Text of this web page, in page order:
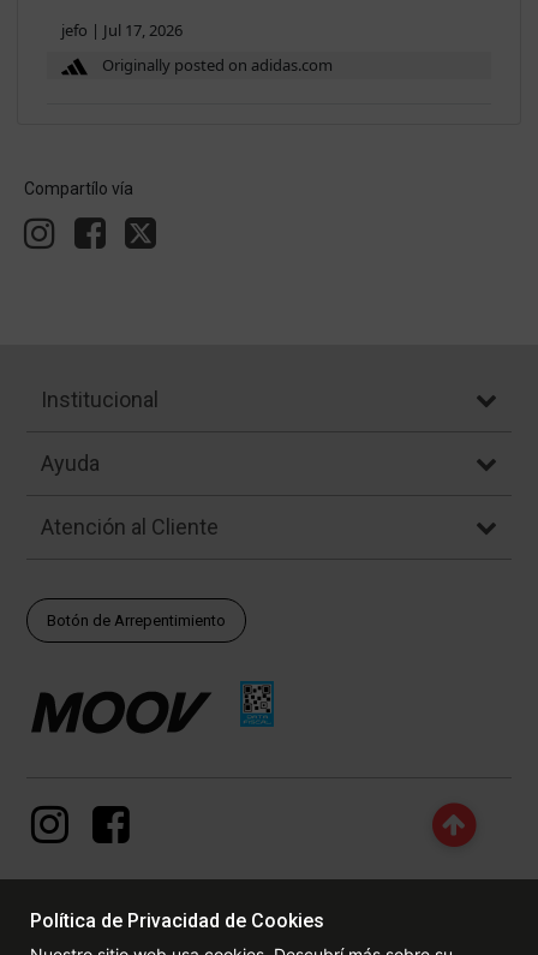
jefo | Jul 17, 2026
Originally posted on adidas.com
Compartílo vía
Institucional
Ayuda
Atención al Cliente
Botón de Arrepentimiento
Política de Privacidad de Cookies